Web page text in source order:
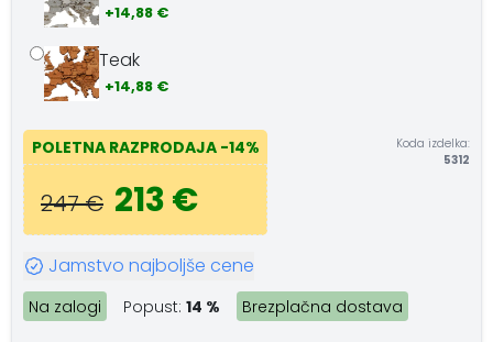
+14,88 €
Teak
+14,88 €
POLETNA RAZPRODAJA -14%
247 € 213 €
Koda izdelka:
5312
Jamstvo najboljše cene
Na zalogi Popust: 14 % Brezplačna dostava